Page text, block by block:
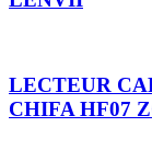
LECTEUR
CHIFA HF07